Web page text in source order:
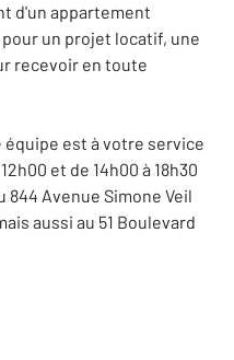
d'un appartement
un projet locatif, une
recevoir en toute
est à votre service
et de 14h00 à 18h30
844 Avenue Simone Veil
aussi au 51 Boulevard